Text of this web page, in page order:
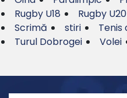
Rugby U18
Rugby U20
Scrimă
stiri Tenis
Turul Dobrogei
Volei